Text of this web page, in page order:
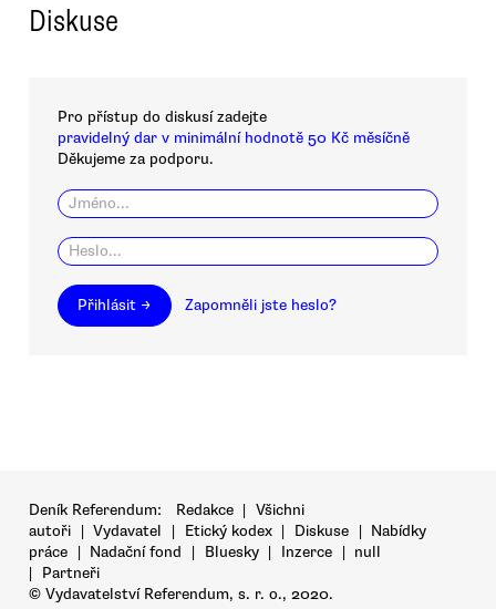
Diskuse
Pro přístup do diskusí zadejte
pravidelný dar v minimální hodnotě 50 Kč měsíčně
Děkujeme za podporu.
Přihlásit → Zapomněli jste heslo?
Deník Referendum: Redakce | Všichni
autoři | Vydavatel | Etický kodex | Diskuse | Nabídky
práce | Nadační fond | Bluesky | Inzerce | null
|
Partneři
© Vydavatelství Referendum, s. r. o., 2020.